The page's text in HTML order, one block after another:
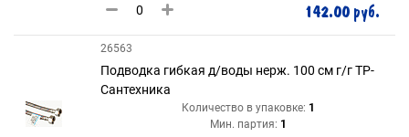
142.00 руб.
26563
Подводка гибкая д/воды нерж. 100 см г/г ТР-
Сантехника
Количество в упаковке: 1
Мин. партия: 1